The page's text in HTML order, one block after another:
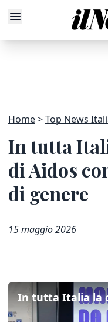
Home Top News
In tutta
di Aidos
di genere
15 maggio 2026